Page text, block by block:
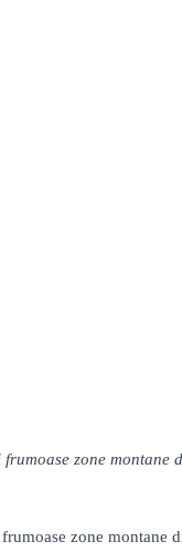
zone
zone montane